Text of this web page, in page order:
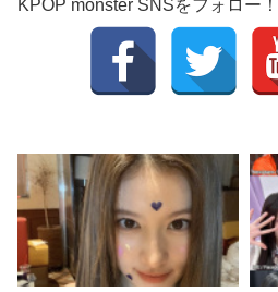
KPOP monster SNSをフォロー！